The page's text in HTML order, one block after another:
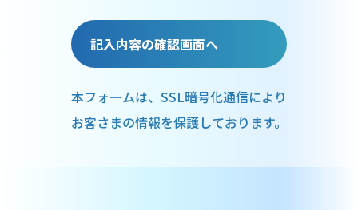
ご本人からの求めにより、当社が保有する開示対象個
人情報の利用目的の通知・開示・内容の訂正・追加ま
たは削除・利用の停止・消去および第三者への提供の
開示等に応ずる窓口は、以下の「個人情報保護総合窓
口（下記10項）」をご覧ください
記入内容の確認画面へ
本フォームは、SSL暗号化通信により
お客さまの情報を保護しております。